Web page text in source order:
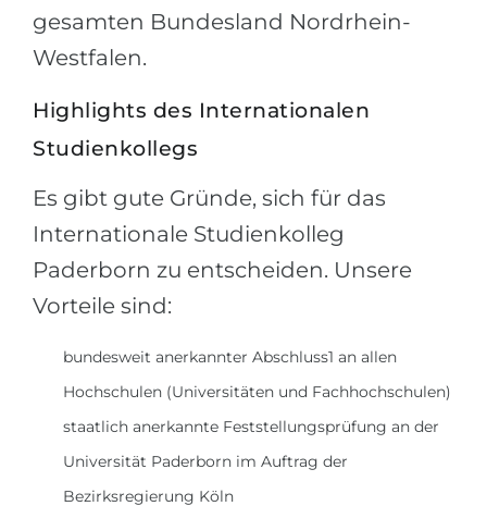
gesamten Bundesland Nordrhein-
Westfalen.
Highlights des Internationalen
Studienkollegs
Es gibt gute Gründe, sich für das
Internationale Studienkolleg
Paderborn zu entscheiden. Unsere
Vorteile sind:
bundesweit anerkannter Abschluss1 an allen
Hochschulen (Universitäten und Fachhochschulen)
staatlich anerkannte Feststellungsprüfung an der
Universität Paderborn im Auftrag der
Bezirksregierung Köln